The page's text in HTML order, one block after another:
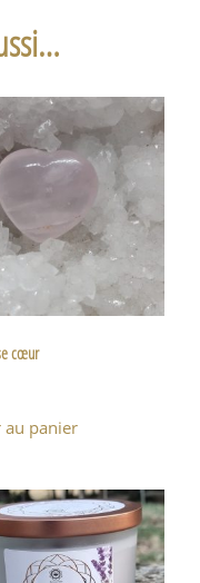
cœur
au panier